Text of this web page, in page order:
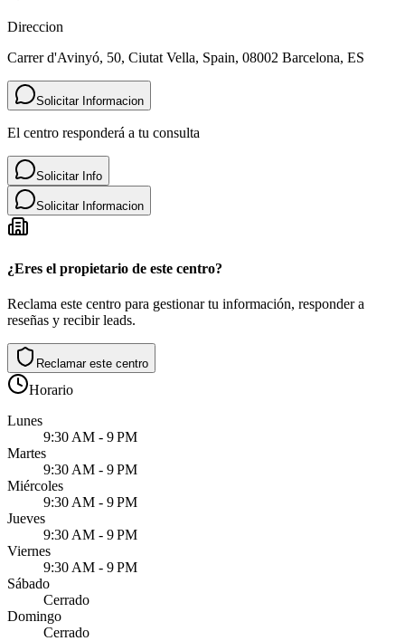
Direccion
Carrer d'Avinyó, 50, Ciutat Vella, Spain, 08002 Barcelona, ES
Solicitar Informacion
El centro responderá a tu consulta
Solicitar Info
Solicitar Informacion
¿Eres el propietario de este centro?
Reclama este centro para gestionar tu información, responder a
reseñas y recibir leads.
Reclamar este centro
Horario
Lunes
9:30 AM - 9 PM
Martes
9:30 AM - 9 PM
Miércoles
9:30 AM - 9 PM
Jueves
9:30 AM - 9 PM
Viernes
9:30 AM - 9 PM
Sábado
Cerrado
Domingo
Cerrado